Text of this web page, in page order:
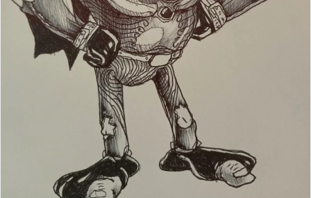
Оригинальный картридж Sonic 2 (Sega Mega Drive)